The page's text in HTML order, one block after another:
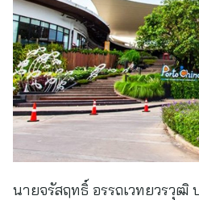
นายจรัสฤทธิ์ อรรถเวทยวรวุฒิ